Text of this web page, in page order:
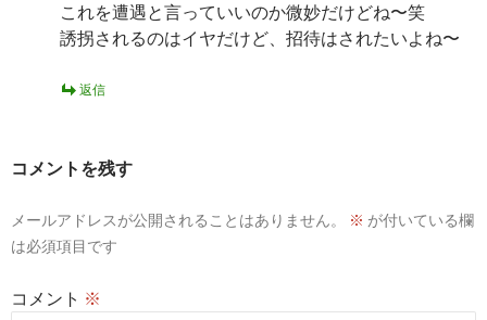
これを遭遇と言っていいのか微妙だけどね〜笑
誘拐されるのはイヤだけど、招待はされたいよね〜
返信
コメントを残す
メールアドレスが公開されることはありません。 ※ が付いている欄
は必須項目です
コメント ※